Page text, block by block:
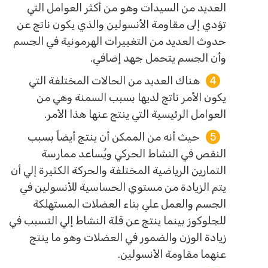
العديد من السيدات وهو من أكثر العوامل التي
تؤدي إلى مقاومة الأنسولين والذي يكون ناتج عن
حدوث العديد من التغييرات الهرمونية في الجسم
وأن الجسم يتحمل جهد إضافي.
هناك العديد من الحالات المختلفة التي
يكون الأمر ناتج لديها بسبب السمنة وهي من
العوامل الرئيسية التي ينتج عنها هذا الأمر.
حيث أنه من الممكن أن ينتج أيضاً بسبب
النقص في النشاط الحركي ويُساعد ممارسة
التمارين الرياضية المختلفة والحركة الكثيرة إلي أن
يتم الزيادة من مستوي الحساسية للأنسولين في
الجسم والعمل علي بناء العضلات المستهلكة
للجلوكوز بينما ينتج عن قلة النشاط إلي التسبب في
زيادة الوزن والضمور في العضلات وهو ما ينتج
عنهما مقاومة الأنسولين.